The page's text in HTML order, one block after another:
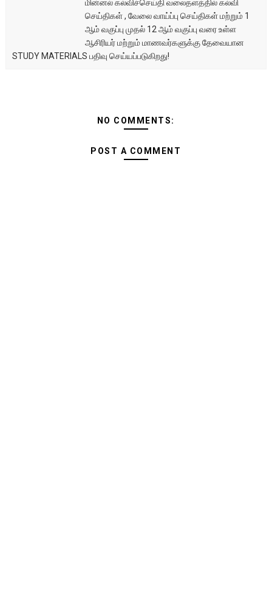
மின்னல் கல்விச்செய்தி வலைதளத்தில் கல்வி
செய்திகள் , வேலை வாய்ப்பு செய்திகள் மற்றும் 1
ஆம் வகுப்பு முதல் 12 ஆம் வகுப்பு வரை உள்ள
ஆசிரியர் மற்றும் மாணவர்களுக்கு தேவையான
STUDY MATERIALS பதிவு செய்யப்படுகிறது!
NO COMMENTS:
POST A COMMENT